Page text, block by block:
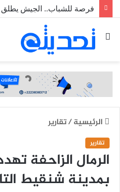
بحث
عن
الرئيسية/تقارير
تقارير
الرمال الزاحفة
بمدينة شنقيط